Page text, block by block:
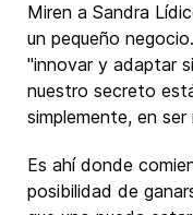
Miren a Sandra
un pequeño
"innovar y adaptar
nuestro secreto
simplemente, en
Es ahí donde
posibilidad de